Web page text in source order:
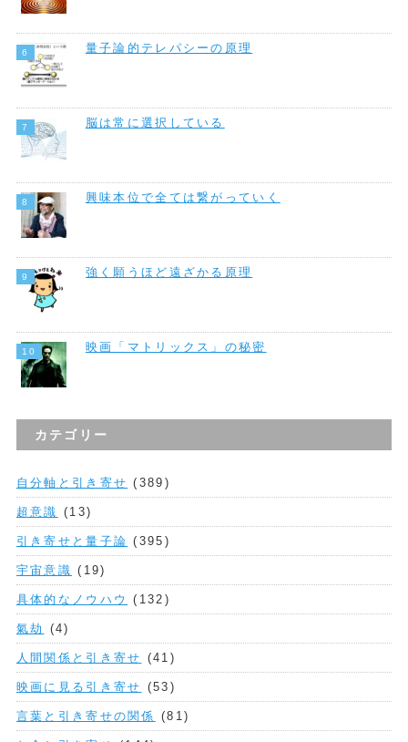
量子論的テレパシーの原理
脳は常に選択している
興味本位で全ては繋がっていく
強く願うほど遠ざかる原理
映画「マトリックス」の秘密
カテゴリー
自分軸と引き寄せ (389)
超意識 (13)
引き寄せと量子論 (395)
宇宙意識 (19)
具体的なノウハウ (132)
氣劫 (4)
人間関係と引き寄せ (41)
映画に見る引き寄せ (53)
言葉と引き寄せの関係 (81)